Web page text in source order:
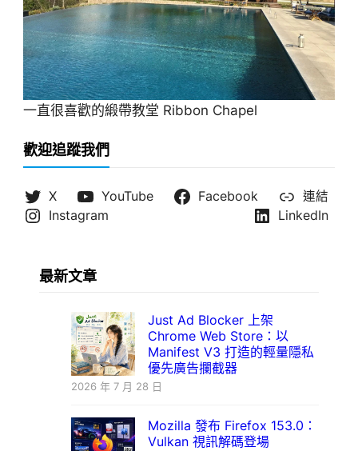
一直很喜歡的緞帶教堂 Ribbon Chapel
歡迎追蹤我們
X YouTube Facebook
連結
Instagram
LinkedIn
最新文章
Just Ad Blocker 上架
Chrome Web Store：以
Manifest V3 打造的輕量隱私
優先廣告攔截器
2026 年 7 月 28 日
Mozilla 發布 Firefox 153.0：
Vulkan 視訊解碼登場